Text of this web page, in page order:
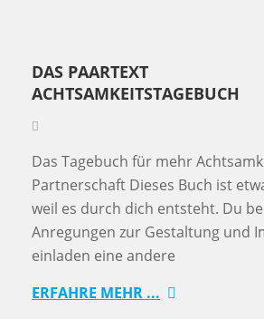
DAS PAARTEXT
ACHTSAMKEITSTAGEBUCH
Das Tagebuch für mehr
Partnerschaft Dieses Buch ist
weil es durch dich entsteht. Du
Anregungen zur Gestaltung und
einladen eine andere
ERFAHRE MEHR ...